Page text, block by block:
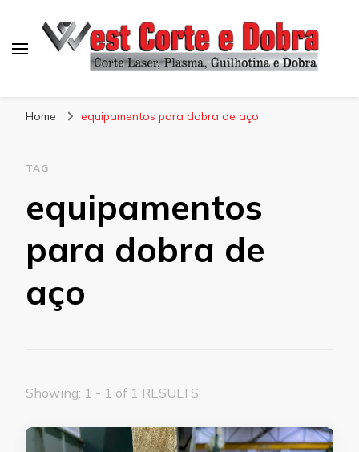
Home equipamentos para dobra de aço
TAG
equipamentos
para dobra de
aço
Showing: 1 - 1 of 1 RESULTS